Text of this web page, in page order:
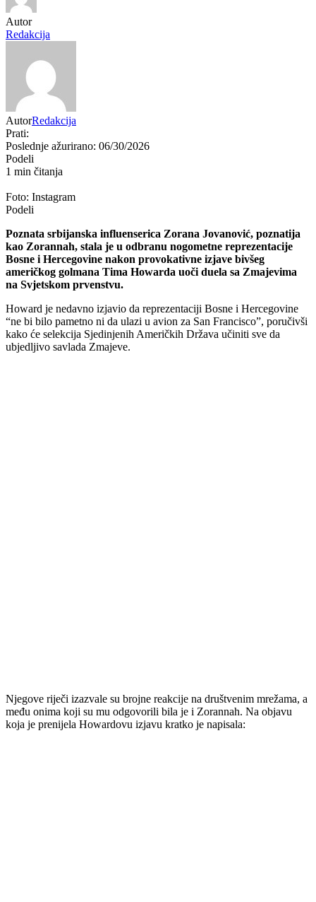
Autor
Redakcija
AutorRedakcija
Prati:
Poslednje ažurirano: 06/30/2026
Podeli
1 min čitanja
Foto: Instagram
Podeli
Poznata srbijanska influenserica Zorana Jovanović, poznatija
kao Zorannah, stala je u odbranu nogometne reprezentacije
Bosne i Hercegovine nakon provokativne izjave bivšeg
američkog golmana Tima Howarda uoči duela sa Zmajevima
na Svjetskom prvenstvu.
Howard je nedavno izjavio da reprezentaciji Bosne i Hercegovine
“ne bi bilo pametno ni da ulazi u avion za San Francisco”, poručivši
kako će selekcija Sjedinjenih Američkih Država učiniti sve da
ubjedljivo savlada Zmajeve.
Njegove riječi izazvale su brojne reakcije na društvenim mrežama, a
među onima koji su mu odgovorili bila je i Zorannah. Na objavu
koja je prenijela Howardovu izjavu kratko je napisala: